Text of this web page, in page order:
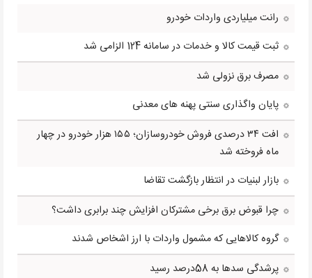
رانت میلیاردی واردات خودرو
ثبت قیمت کالا و خدمات در سامانه 124 الزامی شد
مصرف برق نزولی شد
پایان واگذاری سنتی پهنه های معدنی
افت ۳۴ درصدی فروش خودروسازان؛ ۱۵۵ هزار خودرو در چهار
ماه فروخته شد
بازار لبنیات در انتظار بازگشت تقاضا
چرا قبوض برق برخی مشترکان افزایش چند برابری داشت؟
گروه کالاهایی که مشمول واردات با ارز اشخاص شدند
پرشدگی سدها به 58درصد رسید